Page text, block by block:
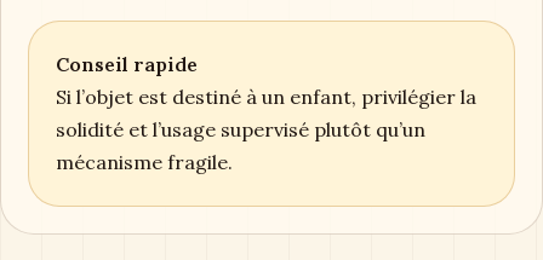
Conseil rapide
Si l’objet est destiné à un enfant, privilégier la
solidité et l’usage supervisé plutôt qu’un
mécanisme fragile.